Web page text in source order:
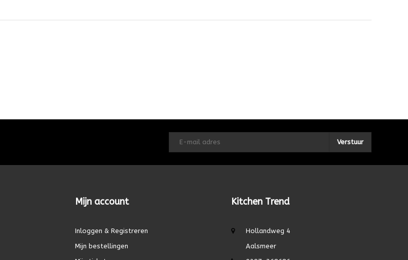
Verstuur
Mijn account
Inloggen & Registreren
Mijn bestellingen
Kitchen Trend
Hollandweg 4
Aalsmeer